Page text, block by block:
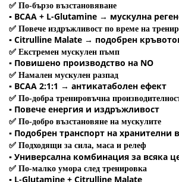
✅ По-бързо възстановяване
▪️ BCAA + L-Glutamine → мускулна
✅ Повече издръжливост по време на
▪️ Citrulline Malate → подобрен
✅ Екстремен мускулен пъмп
▪️ Повишено производство на NO
✅ Намален мускулен разпад
▪️ BCAA 2:1:1 → антикатаболен ефект
✅ По-добра тренировъчна
▪️ Повече енергия и издръжливост
✅ По-добро възстановяне на мускулите
▪️ Подобрен транспорт на хранителни
✅ Подходящи за сила, маса и релеф
▪️ Универсална комбинация за всяка
✅ По-малко умора след тренировка
▪️ L-Glutamine + Citrulline Malate